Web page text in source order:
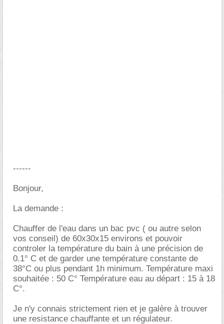
------
Bonjour,
La demande :
Chauffer de l'eau dans un bac pvc ( ou autre selon
vos conseil) de 60x30x15 environs et pouvoir
controler la température du bain à une précision de
0.1° C et de garder une température constante de
38°C ou plus pendant 1h minimum. Température maxi
souhaitée : 50 C° Température eau au départ : 15 à 18
C°.
Je n'y connais strictement rien et je galère à trouver
une resistance chauffante et un régulateur.